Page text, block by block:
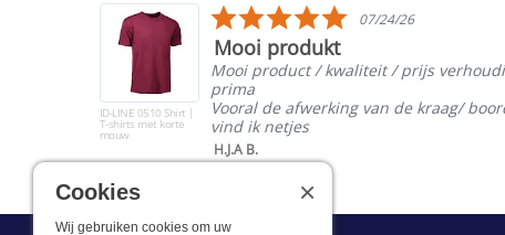
ID-LINE 0510 Shirt |
T-shirts met korte
mouw
5.0
star
07/24/26
Mooi produkt
Mooi product / kwaliteit / prijs
prima
Vooral de afwerking van de kraag/
vind ik netjes
H.J.A B.
Cookies
Wij gebruiken cookies om uw
×